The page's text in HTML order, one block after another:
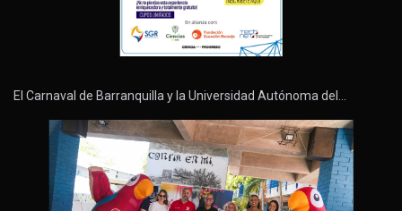
El Carnaval de Barranquilla y la Universidad Autónoma del…